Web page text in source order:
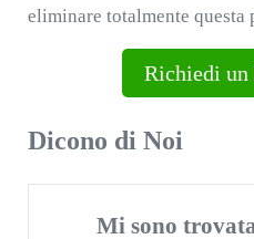
eliminare totalmente questa
Richiedi un
Dicono di Noi
Mi sono